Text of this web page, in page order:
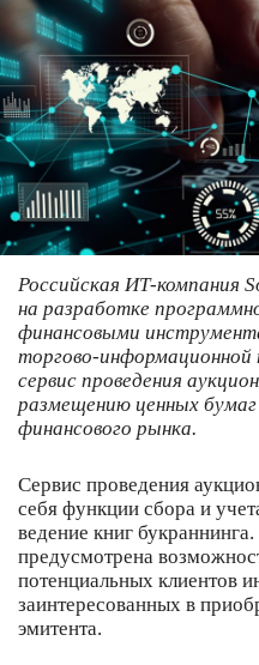
Российская ИТ-компания
на разработке
финансовыми
торгово-
сервис проведения
размещению ценных
финансового рынка.
Сервис проведения
себя функции сбора и
ведение книг
предусмотрена
потенциальных клиентов
заинтересованных в
эмитента.